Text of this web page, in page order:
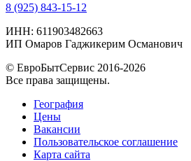
8 (925) 843-15-12
ИНН: 611903482663
ИП Омаров Гаджикерим Османович
© ЕвроБытСервис 2016-2026
Все права защищены.
География
Цены
Вакансии
Пользовательское соглашение
Карта сайта